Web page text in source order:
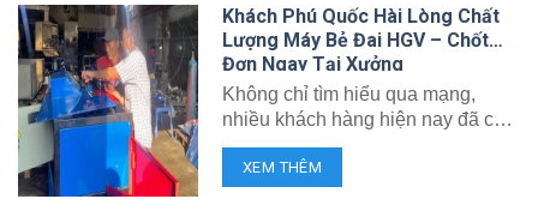
Khách Phú Quốc Hài Lòng Chất
Lượng Máy Bẻ Đai HGV – Chốt
Đơn Ngay Tại Xưởng
Không chỉ tìm hiểu qua mạng,
nhiều khách hàng hiện nay đã có
xu hướng đến tận nơi để kiểm tra
chất lượng máy móc trước khi
XEM THÊM